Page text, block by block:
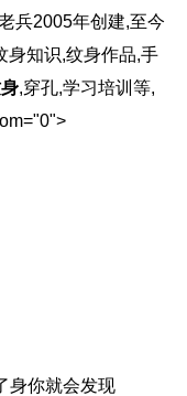
兵2005年创建,至今
身知识,纹身作品,手
,穿孔,学习培训等,
身你就会发现